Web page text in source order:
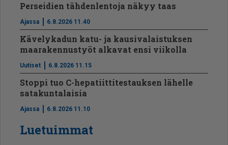
Perseidien tähdenlentoja näkyy taas
Ajassa 6.8.2026 11.40
Kävelykadun katu- ja kausivalaistuksen
maarakennustyöt alkavat ensi viikolla
Uutiset 6.8.2026 11.15
Stoppi tuo C-hepatiit­ti­tes­tauksen lähelle
satakuntalaisia
Ajassa 6.8.2026 11.10
Luetuimmat